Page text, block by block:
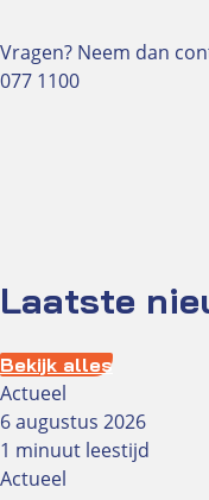
Vacatures
Kwaliteitsgroep
Vind een low-
Wat doet een
Ledenvoordelen
Oculus
Vragen? Neem dan
077 1100
Laatste
Bekijk alles
Actueel
6 augustus 2026
1 minuut leestijd
Actueel